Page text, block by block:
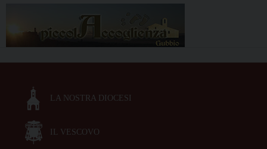
LA NOSTRA DIOCESI
IL VESCOVO